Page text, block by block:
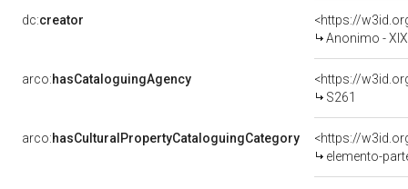
dc:creator
<https://
Anonimo -
arco:hasCataloguingAgency
<https://
S261
arco:hasCulturalPropertyCataloguingCategory
elemento-